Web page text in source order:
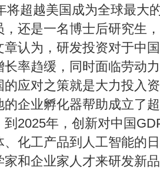
将超越美国成为全球最大
，还是一名博士后研究生
章认为，研发投资对于中
率趋缓，同时面临劳动
的应对之策就是大力投入
企业孵化器帮助成立了
到2025年，创新对中国
、化工产品到人工智能的
和企业家人才来研发新